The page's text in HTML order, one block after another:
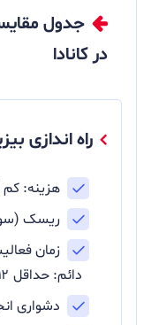
جدول
در کانادا
راه اندازی
هزینه: کم (بیش
ریسک (سود
زمان
دائم: حداقل ۱۲ ماه
دشواری